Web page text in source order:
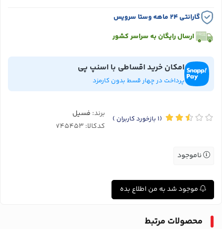
گارانتی ۲۴ ماهه وستا سرویس
ارسال رایگان به سراسر کشور
امکان خرید اقساطی با اسنپ پی
پرداخت در چهار قسط بدون کارمزد
(1 بازخورد کاربران ) برند: فسیل
کدکالا:
ناموجود
موجود شد به من اطلاع بده
محصولات مرتبط